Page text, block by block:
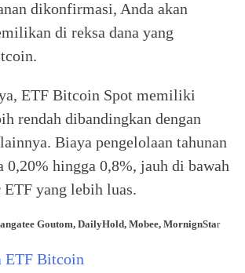
dikonfirmasi, Anda akan
di reksa dana yang
ETF Bitcoin Spot memiliki
rendah dibandingkan dengan
Biaya pengelolaan tahunan
0,20% hingga 0,8%, jauh di bawah
ETF yang lebih luas.
Goutom, DailyHold, Mobee, MornignStar
ETF Bitcoin